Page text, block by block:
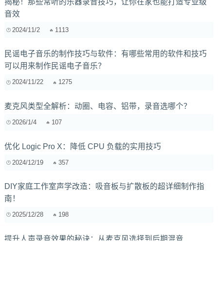
音效
2024/11/2 1113
民谣电子音乐的制作技巧与软件：有哪些常用的软件和技巧
可以用来制作民谣电子音乐？
2024/11/22 1275
麦克风类型全解析：动圈、电容、铝带，录音选哪个？
2026/1/4 107
优化 Logic Pro X：降低 CPU 负载的实用技巧
2024/12/19 357
DIY家庭工作室声学改造：吸音板与扩散板的超详细制作指
南！
2025/12/28 198
提升人声录音效果的秘诀：从麦克风选择到后期混音